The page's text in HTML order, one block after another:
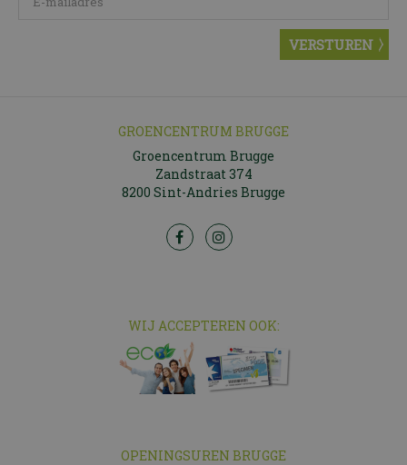
GROENCENTRUM BRUGGE
Groencentrum Brugge
Zandstraat 374
8200 Sint-Andries Brugge
WIJ ACCEPTEREN OOK:
OPENINGSUREN BRUGGE